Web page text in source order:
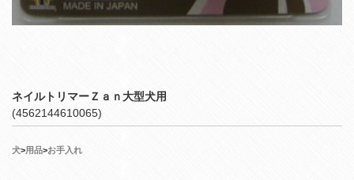
ネイルトリマーＺａｎ大型犬用
(4562144610065)
犬>用品>お手入れ